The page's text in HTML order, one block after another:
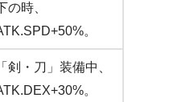
の時、
。
「剣・刀」装備中、
。